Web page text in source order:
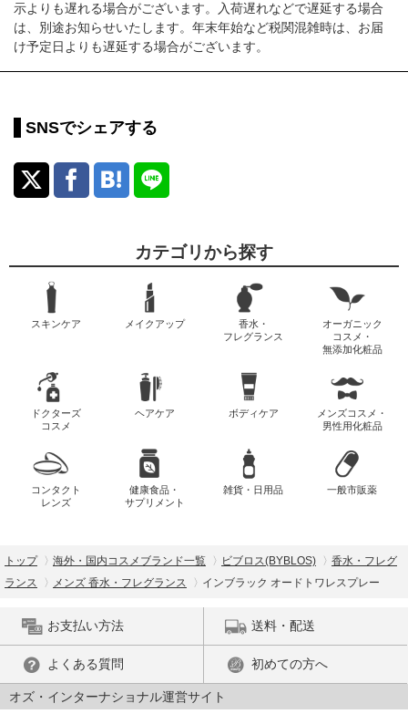
示よりも遅れる場合がございます。入荷遅れなどで遅延する場合
は、別途お知らせいたします。年末年始など税関混雑時は、お届
け予定日よりも遅延する場合がございます。
SNSでシェアする
カテゴリから探す
スキンケア メイクアップ
香水・
フレグランス
オーガニック
コスメ・
無添加化粧品
ドクターズ
コスメ
ヘアケア ボディケア
メンズコスメ・
男性用化粧品
コンタクト
レンズ
健康食品・
サプリメント
雑貨・日用品 一般市販薬
トップ 海外・国内コスメブランド一覧 ビブロス(BYBLOS)
香水・フレグ
ランス
メンズ 香水・フレグランス インブラック オードトワレスプレー
お支払い方法 送料・配送
よくある質問 初めての方へ
オズ・インターナショナル運営サイト